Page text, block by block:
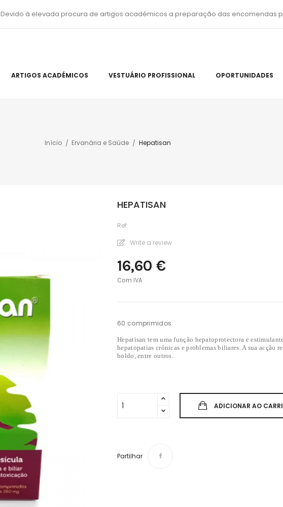
Devido à elevada procura de artigos académicos a preparação das encomendas
ARTIGOS ACADÉMICOS VESTUÁRIO PROFISSIONAL OPORTUNIDADES
Início Ervanária e Saúde Hepatisan
HEPATISAN
Ref:
Write a review
16,60 €
Com IVA
60 comprimidos
Hepatisan tem uma função hepatoprotectora e
hepatopatias crónicas e problemas biliares. A sua acção
boldo, entre outros.
ADICIONAR AO
Partilhar